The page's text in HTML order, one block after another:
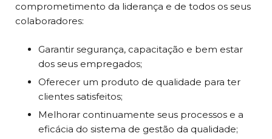
comprometimento da liderança e de todos os seus
colaboradores:
Garantir segurança, capacitação e bem estar
dos seus empregados;
Oferecer um produto de qualidade para ter
clientes satisfeitos;
Melhorar continuamente seus processos e a
eficácia do sistema de gestão da qualidade;